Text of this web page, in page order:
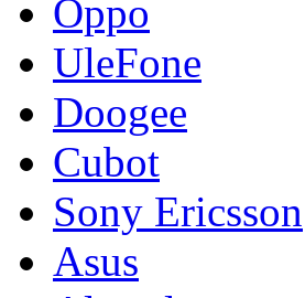
Oppo
UleFone
Doogee
Cubot
Sony Ericsson
Asus